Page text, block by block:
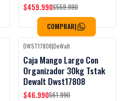
$459.990$559.990
COMPRAR|
-24%OFF Black Week
DWST17808|DeWalt
Caja Mango Largo Con
Organizador 30kg Tstak
Dewalt Dwst17808
$46.990$61.990